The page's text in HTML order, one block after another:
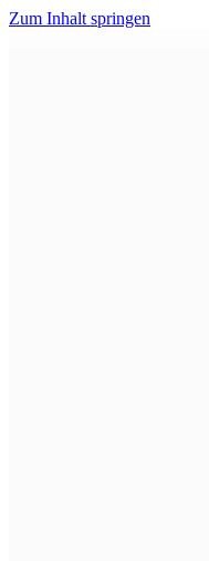
Zum Inhalt springen